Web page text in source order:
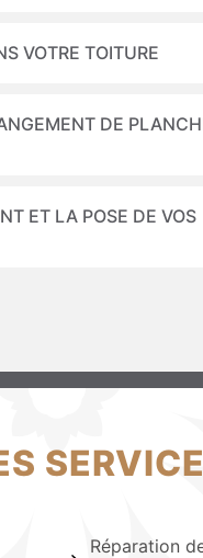
VOTRE TOITURE
DE
ET LA POSE DE VOS
Réparation